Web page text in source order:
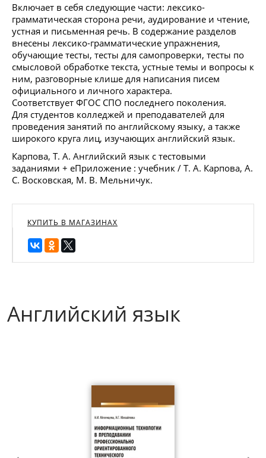
Включает в себя следующие части: лексико-
грамматическая сторона речи, аудирование и чтение,
устная и письменная речь. В содержание разделов
внесены лексико-грамматические упражнения,
обучающие тесты, тесты для самопроверки, тесты по
смысловой обработке текста, устные темы и вопросы к
ним, разговорные клише для написания писем
официального и личного характера.
Соответствует ФГОС СПО последнего поколения.
Для студентов колледжей и преподавателей для
проведения занятий по английскому языку, а также
широкого круга лиц, изучающих английский язык.
Карпова, Т. А. Английский язык с тестовыми
заданиями + еПриложение : учебник / Т. А. Карпова, А.
С. Восковская, М. В. Мельничук.
КУПИТЬ В МАГАЗИНАХ
Английский язык